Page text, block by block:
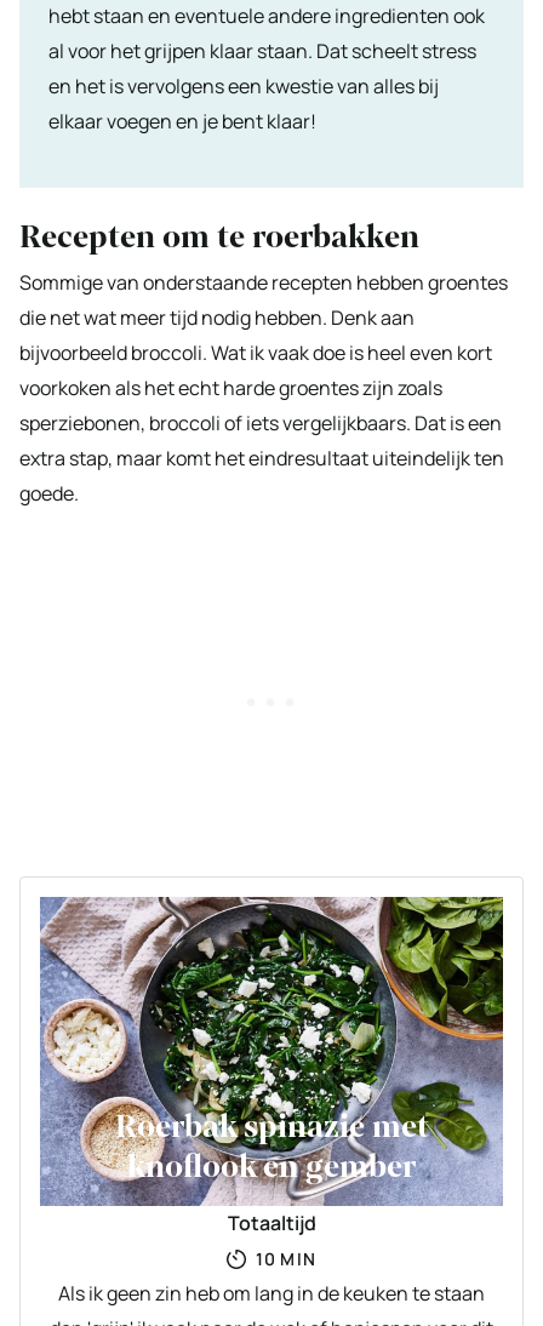
hebt staan en eventuele andere ingredienten ook
al voor het grijpen klaar staan. Dat scheelt stress
en het is vervolgens een kwestie van alles bij
elkaar voegen en je bent klaar!
Recepten om te roerbakken
Sommige van onderstaande recepten hebben groentes
die net wat meer tijd nodig hebben. Denk aan
bijvoorbeeld broccoli. Wat ik vaak doe is heel even kort
voorkoken als het echt harde groentes zijn zoals
sperziebonen, broccoli of iets vergelijkbaars. Dat is een
extra stap, maar komt het eindresultaat uiteindelijk ten
goede.
Roerbak spinazie met
knoflook en gember
Totaaltijd
10 MINUTEN
MIN
Als ik geen zin heb om lang in de keuken te staan